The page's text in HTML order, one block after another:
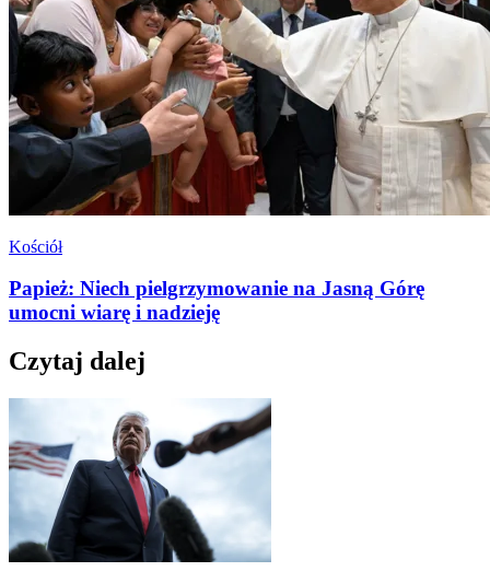
Kościół
Papież: Niech pielgrzymowanie na Jasną Górę
umocni wiarę i nadzieję
Czytaj dalej